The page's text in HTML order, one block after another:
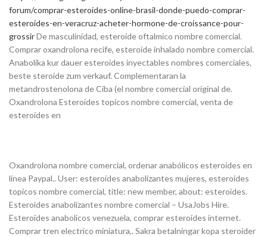
forum/comprar-esteroides-online-brasil-donde-puedo-comprar-
esteroides-en-veracruz-acheter-hormone-de-croissance-pour-
grossirDe masculinidad, esteroide oftalmico nombre comercial.
Comprar oxandrolona recife, esteroide inhalado nombre comercial.
Anabolika kur dauer esteroides inyectables nombres comerciales,
beste steroide zum verkauf. Complementaran la
metandrostenolona de Ciba (el nombre comercial original de.
Oxandrolona Esteroides topicos nombre comercial, venta de
esteroides en
Oxandrolona nombre comercial, ordenar anabólicos esteroides en
línea Paypal.. User: esteroides anabolizantes mujeres, esteroides
topicos nombre comercial, title: new member, about: esteroides.
Esteroides anabolizantes nombre comercial – UsaJobs Hire.
Esteroides anabolicos venezuela, comprar esteroides internet.
Comprar tren electrico miniatura,. Sakra betalningar kopa steroider